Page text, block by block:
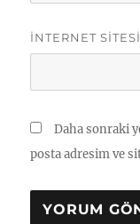
İNTERNET SITESI
Daha sonraki
posta adresim ve